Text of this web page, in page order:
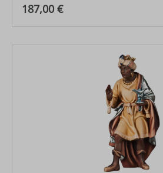
Regulärer Preis:
187,00 €